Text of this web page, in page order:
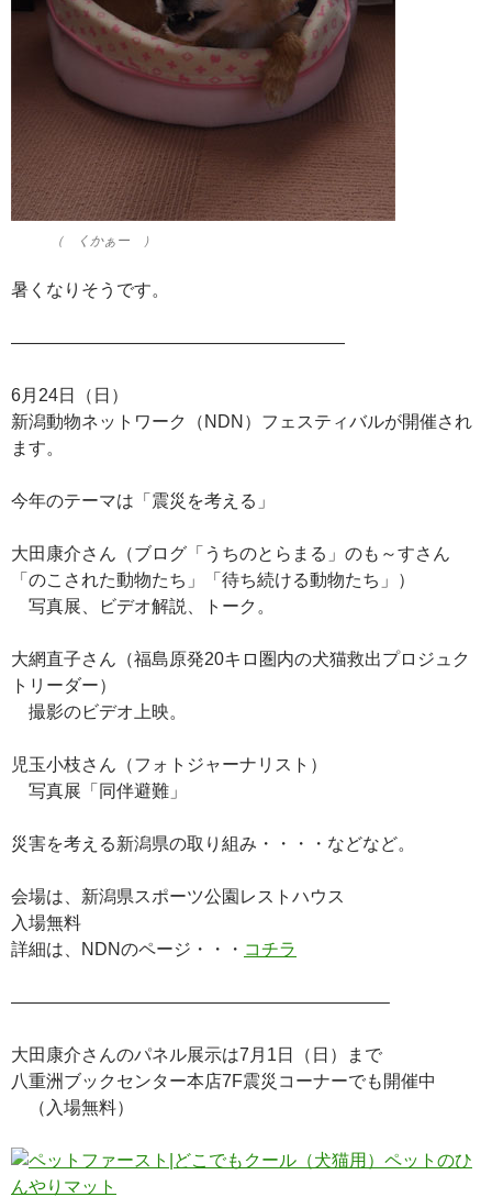
（ くかぁー ）
暑くなりそうです。
———————————————————
6月24日（日）
新潟動物ネットワーク（NDN）フェスティバルが開催され
ます。
今年のテーマは「震災を考える」
大田康介さん（ブログ「うちのとらまる」のも～すさん
「のこされた動物たち」「待ち続ける動物たち」）
写真展、ビデオ解説、トーク。
大網直子さん（福島原発20キロ圏内の犬猫救出プロジュク
トリーダー）
撮影のビデオ上映。
児玉小枝さん（フォトジャーナリスト）
写真展「同伴避難」
災害を考える新潟県の取り組み・・・・などなど。
会場は、新潟県スポーツ公園レストハウス
入場無料
詳細は、NDNのページ・・・ コチラ
—————————————————————–
大田康介さんのパネル展示は7月1日（日）まで
八重洲ブックセンター本店7F震災コーナーでも開催中
（入場無料）